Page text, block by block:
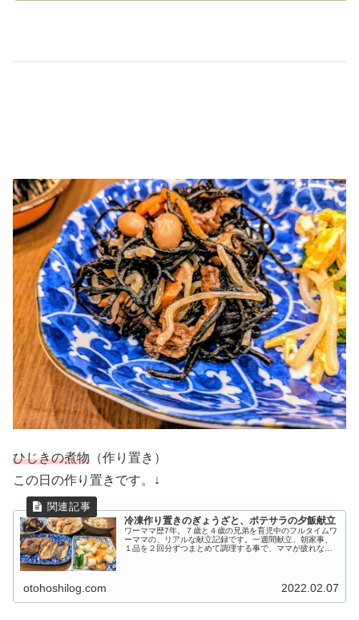
ひじきの煮物 （作り置き）
この日の作り置きです。↓
冷凍作り置きのぎょうざと、ポテサラの夕飯献立
ワーママ歴7年。７歳と４歳の兄弟を育児中のフルタイムワ
ーママの、リアルな献立記録です。一週間献立、朝家事、
１品を２回分ずつまとめて調理する事で、ママが疲れない
otohoshilog.com 2022.02.07